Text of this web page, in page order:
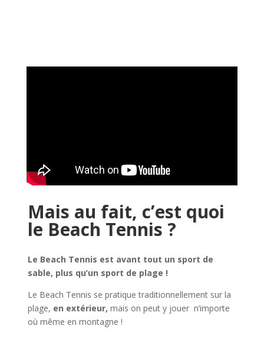
Mais au fait, c’est quoi
le Beach Tennis ?
Le Beach Tennis est avant tout un sport de
sable, plus qu’un sport de plage !
Le Beach Tennis se pratique traditionnellement sur la
plage, en extérieur, mais on peut y jouer n’importe
où même en montagne !